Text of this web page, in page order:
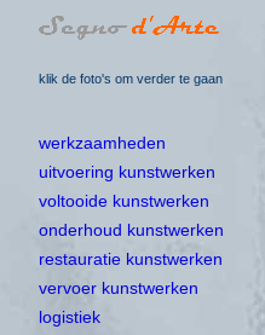
klik de foto's om verder te gaan
werkzaamheden
uitvoering kunstwerken
voltooide kunstwerken
onderhoud kunstwerken
restauratie kunstwerken
vervoer kunstwerken
logistiek